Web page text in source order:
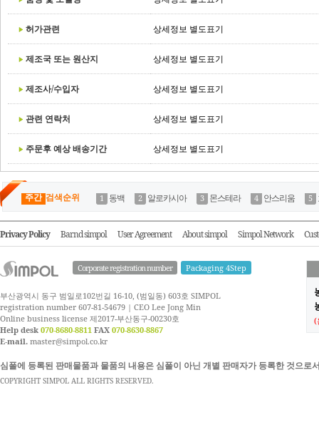
허가관련 상세정보 별도표기
제조국 또는 원산지 상세정보 별도표기
제조사/수입자 상세정보 별도표기
관련 연락처 상세정보 별도표기
주문후 예상 배송기간 상세정보 별도표기
주간 검색순위 동백 알로카시아 몬스테라 안스리움
Privacy Policy Barnd simpol User Agreement About simpol Simpol Network
Corporate registration number Packaging 4Step
부산광역시 동구 범일로102번길 16-10, (범일동) 603호 SIMPOL
registration number 607-81-54679 | CEO Lee Jong Min
Online business license 제2017-부산동구-00230호
Help desk 070-8680-8811 FAX 070-8630-8867
E-mail. master@simpol.co.kr
(
심폴에 등록된 판매물품과 물품의 내용은 심폴이 아닌 개별 판매자가 등록한 것으
COPYRIGHT SIMPOL ALL RIGHTS RESERVED.